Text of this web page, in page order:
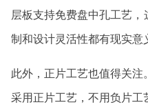
层板支持免费盘中孔工艺
制和设计灵活性都有现实意
此外，正片工艺也值得关注
采用正片工艺，不用负片